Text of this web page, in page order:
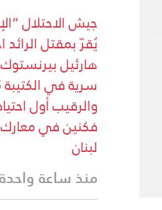
جيش الاحتلال
يُقرّ بمقتل الرائد
هارئيل
والرقيب أول
فكنين في
لبنان
منذ ساعة واحدة